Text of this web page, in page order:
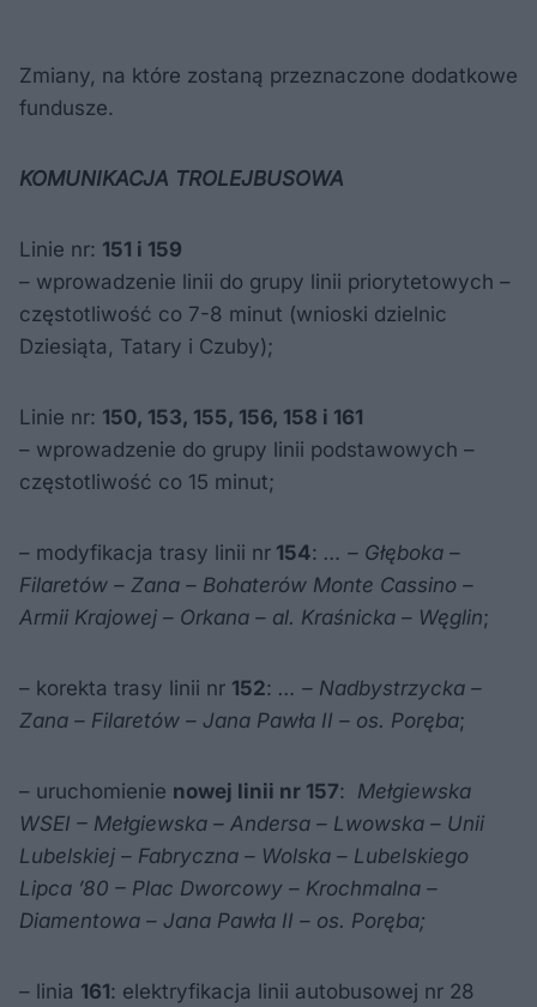
Zmiany, na które zostaną przeznaczone dodatkowe
fundusze.
KOMUNIKACJA TROLEJBUSOWA
Linie nr: 151 i 159
– wprowadzenie linii do grupy linii priorytetowych –
częstotliwość co 7-8 minut (wnioski dzielnic
Dziesiąta, Tatary i Czuby);
Linie nr: 150, 153, 155, 156, 158 i 161
– wprowadzenie do grupy linii podstawowych –
częstotliwość co 15 minut;
– modyfikacja trasy linii nr 154: … – Głęboka –
Filaretów – Zana – Bohaterów Monte Cassino –
Armii Krajowej – Orkana – al. Kraśnicka – Węglin;
– korekta trasy linii nr 152: … – Nadbystrzycka –
Zana – Filaretów – Jana Pawła II – os. Poręba;
– uruchomienie nowej linii nr 157: Mełgiewska
WSEI – Mełgiewska – Andersa – Lwowska – Unii
Lubelskiej – Fabryczna – Wolska – Lubelskiego
Lipca ’80 – Plac Dworcowy – Krochmalna –
Diamentowa – Jana Pawła II – os. Poręba;
– linia 161: elektryfikacja linii autobusowej nr 28